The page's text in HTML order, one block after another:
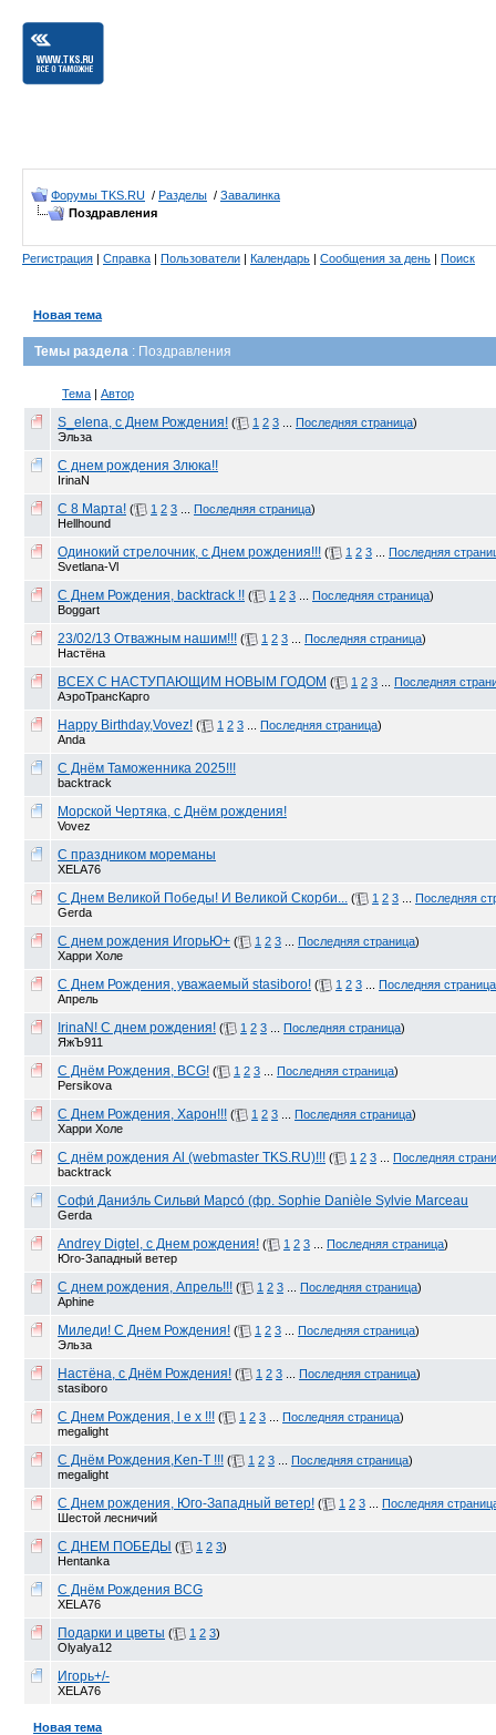
Форумы TKS.RU / Разделы / Завалинка
Поздравления
Регистрация | Справка | Пользователи | Календарь | Сообщения за день | Поиск
Новая тема
Темы раздела : Поздравления
Тема | Автор
S_elena, с Днем Рождения! ( 1 2 3 Последняя страница)
Эльза
С днем рождения Злюка!!
IrinaN
С 8 Марта! ( 1 2 3 Последняя страница)
Hellhound
Одинокий стрелочник, с Днем рождения!!! ( 1 2 3
Последняя
Svetlana-Vl
C Днем Рождения, backtrack !! ( 1 2 3 Последняя страница)
Boggart
23/02/13 Отважным нашим!!! ( 1 2 3 Последняя страница)
Настёна
ВСЕХ С НАСТУПАЮЩИМ НОВЫМ ГОДОМ ( 1 2 3
Последняя
АэроТрансКарго
Happy Birthday,Vovez! ( 1 2 3 Последняя страница)
Anda
С Днём Таможенника 2025!!!
backtrack
Морской Чертяка, с Днём рождения!
Vovez
С праздником мореманы
XELA76
С Днем Великой Победы! И Великой Скорби... ( 1 2 3
Последняя
Gerda
С днем рождения ИгорьЮ+ ( 1 2 3 Последняя страница)
Харри Холе
С Днем Рождения, уважаемый stasiboro! ( 1 2 3
Последняя страница
Апрель
IrinaN! С днем рождения! ( 1 2 3 Последняя страница)
ЯжЪ911
С Днём Рождения, BCG! ( 1 2 3 Последняя страница)
Persikova
С Днем Рождения, Харон!!! ( 1 2 3 Последняя страница)
Харри Холе
С днём рождения Al (webmaster TKS.RU)!!! ( 1 2 3
Последняя
backtrack
Софи́ Даниэ́ль Сильви́ Марсо́ (фр. Sophie Danièle Sylvie Marceau
Gerda
Andrey Digtel, с Днем рождения! ( 1 2 3 Последняя страница)
Юго-Западный ветер
С днем рождения, Апрель!!! ( 1 2 3 Последняя страница)
Aphine
Миледи! С Днем Рождения! ( 1 2 3 Последняя страница)
Эльза
Настёна, с Днём Рождения! ( 1 2 3 Последняя страница)
stasiboro
С Днем Рождения, l e x !!! ( 1 2 3 Последняя страница)
megalight
C Днём Рождения,Ken-T !!! ( 1 2 3 Последняя страница)
megalight
С Днем рождения, Юго-Западный ветер! ( 1 2 3
Последняя
Шестой лесничий
С ДНЕМ ПОБЕДЫ ( 1 2 3)
Hentanka
С Днём Рождения BCG
XELA76
Подарки и цветы ( 1 2 3)
Olyalya12
Игорь+/-
XELA76
Новая тема